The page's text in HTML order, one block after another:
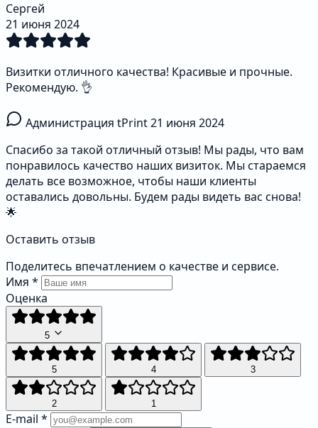
Сергей
21 июня 2024
Визитки отличного качества! Красивые и прочные.
Рекомендую. 👌
Администрация tPrint21 июня 2024
Спасибо за такой отличный отзыв! Мы рады, что вам
понравилось качество наших визиток. Мы стараемся
делать все возможное, чтобы наши клиенты
оставались довольны. Будем рады видеть вас снова!
🌟
Оставить отзыв
Поделитесь впечатлением о качестве и сервисе.
Имя *
Оценка
5
5 4 3
2 1
E-mail *